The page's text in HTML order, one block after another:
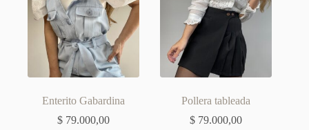
Enterito Gabardina
$ 79.000,00
Pollera tableada
$ 79.000,00